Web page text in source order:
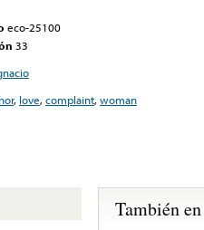
eco-25100
33
, love,complaint,woman
También